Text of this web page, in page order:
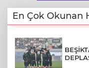
En Çok Okunan